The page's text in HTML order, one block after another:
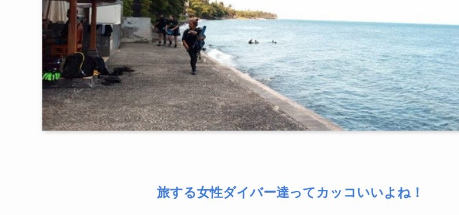
旅する女性ダイバー達ってカッコいいよね！